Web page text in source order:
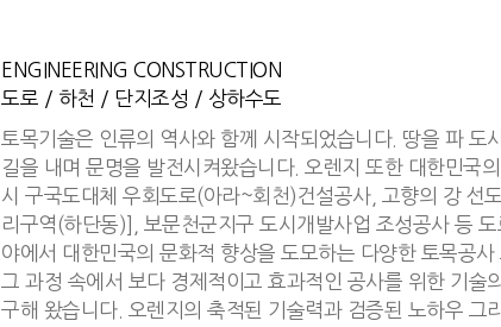
ENGINEERING CONSTRUCTION
도로 / 하천 / 단지조성 / 상하수도
토목기술은 인류의 역사와 함께 시작되었습니다. 땅을 파 도
길을 내며 문명을 발전시켜왔습니다. 오렌지 또한 대한민국
시 구국도대체 우회도로(아라~회천)건설공사, 고향의 강 선
리구역(하단동)], 보문천군지구 도시개발사업 조성공사 등
야에서 대한민국의 문화적 향상을 도모하는 다양한 토목공
그 과정 속에서 보다 경제적이고 효과적인 공사를 위한 기술
구해 왔습니다. 오렌지의 축적된 기술력과 검증된 노하우 그